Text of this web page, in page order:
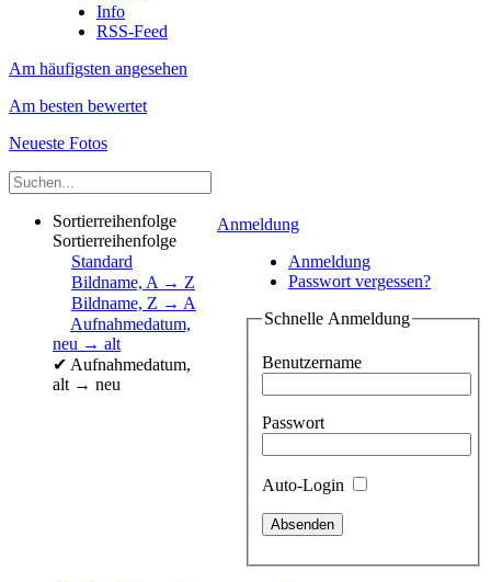
Info
RSS-Feed
Am häufigsten angesehen
Am besten bewertet
Neueste Fotos
Anmeldung
Anmeldung
Passwort vergessen?
Schnelle Anmeldung
Benutzername
Passwort
Auto-Login
Sortierreihenfolge
Sortierreihenfolge
Standard
Bildname, A → Z
Bildname, Z → A
Aufnahmedatum,
neu → alt
✔ Aufnahmedatum,
alt → neu